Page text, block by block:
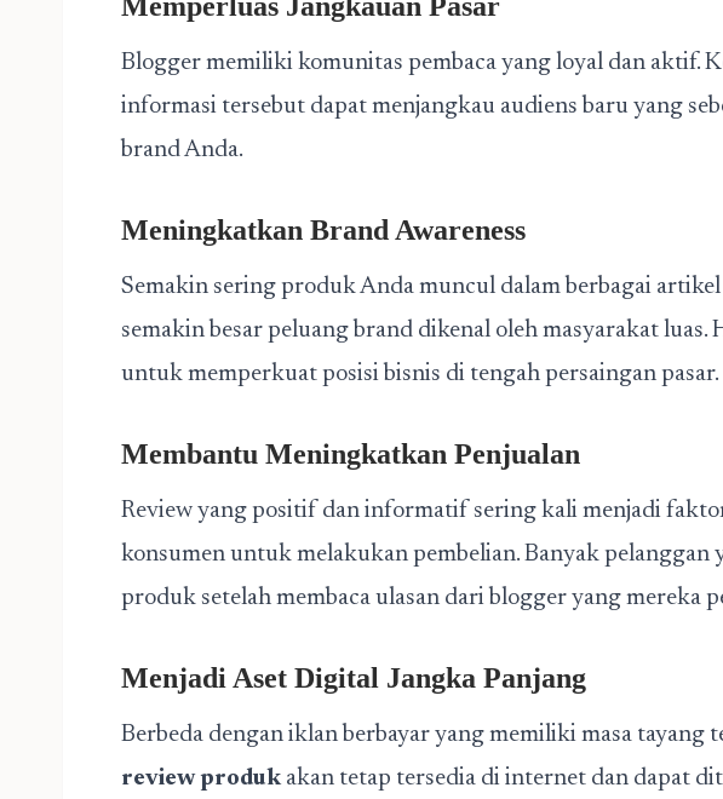
Blogger memiliki komunitas pembaca yang loyal dan aktif.
informasi tersebut dapat menjangkau audiens baru yang
brand Anda.
Meningkatkan Brand Awareness
Semakin sering produk Anda muncul dalam berbagai artikel
semakin besar peluang brand dikenal oleh masyarakat luas.
untuk memperkuat posisi bisnis di tengah persaingan pasar.
Membantu Meningkatkan Penjualan
Review yang positif dan informatif sering kali menjadi
konsumen untuk melakukan pembelian. Banyak pelanggan
produk setelah membaca ulasan dari blogger yang mereka
Menjadi Aset Digital Jangka Panjang
Berbeda dengan iklan berbayar yang memiliki masa tayang
review produkakan tetap tersedia di internet dan dapat